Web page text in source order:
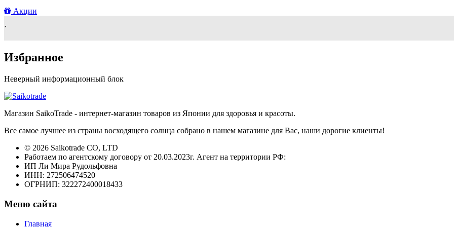
Акции
`
Избранное
Неверный информационный блок
Магазин SaikoTrade - интернет-магазин товаров из Японии для здоровья и красоты.
Все самое лучшее из страны восходящего солнца собрано в нашем магазине для Вас, наши дорогие клиенты!
© 2026 Saikotrade CO, LTD
Работаем по агентскому договору от 20.03.2023г. Агент на территории РФ:
ИП Ли Мира Рудольфовна
ИНН: 272506474520
ОГРНИП: 322272400018433
Меню сайта
Главная